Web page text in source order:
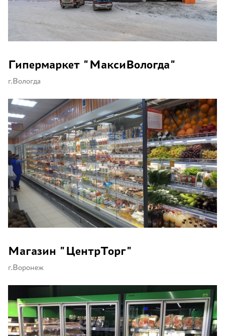
Столовые
Гипермаркет "МаксиВологда"
г.Вологда
Магазин "ЦентрТорг"
г.Воронеж